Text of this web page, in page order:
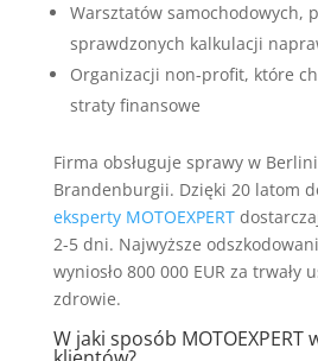
Warsztatów samochodowych,
sprawdzonych kalkulacji
Organizacji non-profit, które
straty finansowe
Firma obsługuje sprawy w
Brandenburgii. Dzięki 20 latom
eksperty MOTOEXPERT
2-5 dni. Najwyższe
wyniosło 800 000 EUR za trwały
zdrowie.
W jaki sposób MOTOEXPERT